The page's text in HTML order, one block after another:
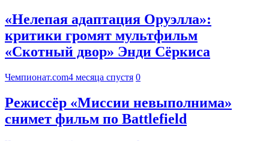
«Нелепая адаптация Оруэлла»:
критики громят мультфильм
«Скотный двор» Энди Сёркиса
Чемпионат.com4 месяца спустя 0
Режиссёр «Миссии невыполнима»
снимет фильм по Battlefield